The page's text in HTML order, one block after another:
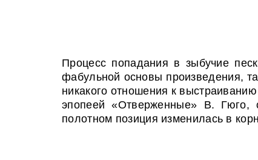
Процесс попадания в зыбучие
фабульной основы произведения,
никакого отношения к
эпопеей «Отверженные» В. Гюго,
полотном позиция изменилась в